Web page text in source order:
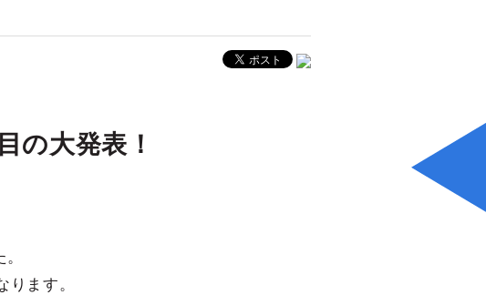
の大発表！
ます。